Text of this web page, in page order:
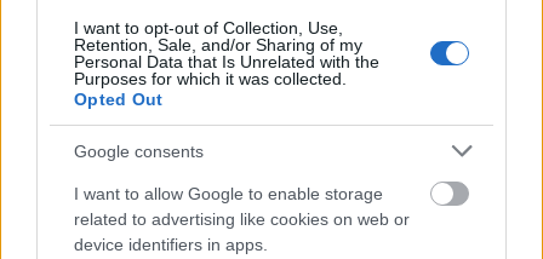
I want to opt-out of Collection, Use,
Retention, Sale, and/or Sharing of my
Personal Data that Is Unrelated with the
Purposes for which it was collected.
Opted Out
Google consents
I want to allow Google to enable storage
related to advertising like cookies on web or
device identifiers in apps.
bucsin
17 éve
ajánlom mindenkinek, aki még nem látta
a kiállításhoz készült katalógus nagyon jól sikerült,
ezt is ajánlom!